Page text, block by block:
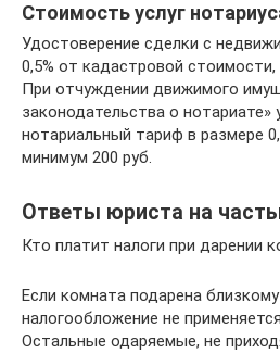
Стоимость услуг
Удостоверение сделки с
0,5% от кадастровой стоимости,
При отчуждении движимого
законодательства о нотариате»
нотариальный тариф в размере
минимум 200 руб.
Ответы юриста на
Кто платит налоги при дарении
Если комната подарена
налогообложение не
Остальные одаряемые, не